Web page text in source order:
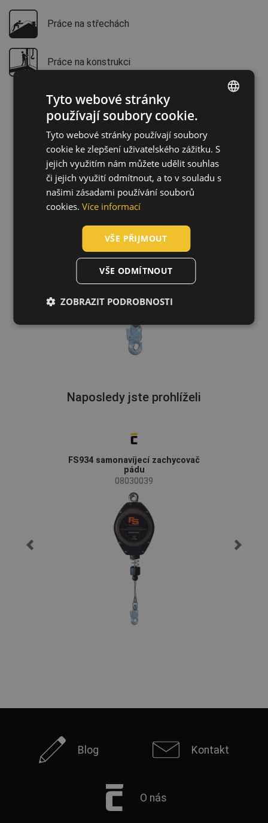
Práce na střechách
Práce na konstrukci
Naposledy jste prohlíželi
FS934 samonavíjecí zachycovač
pádu
08030039
Blog Kontakt
O nás
ENGLISH
CZECH
HUNGARIAN
SLOVAK
ROMANIAN
DUTCH
LATVIAN
Tyto webové stránky
používají soubory cookie.
Tyto webové stránky používají soubory
cookie ke zlepšení uživatelského zážitku. S
jejich využitím nám můžete udělit souhlas
či jejich využití odmítnout, a to v souladu s
našimi zásadami používání souborů
cookies. Více informací
VŠE PŘIJMOUT
VŠE ODMÍTNOUT
ZOBRAZIT PODROBNOSTI